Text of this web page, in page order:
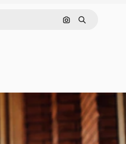
Buscar por imagen
Buscar